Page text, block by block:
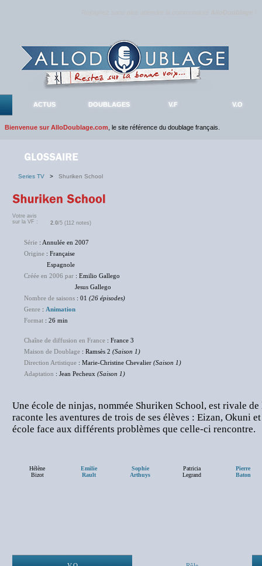
ACTUS DOUBLAGES V.F V.O
Bienvenue sur AlloDoublage.com , le site référence du doublage français.
Series TV > Shuriken School
Votre avis
sur la VF :
2.0/5 (112 notes)
Série : Annulée en 2007
Origine : Française
Espagnole
Créée en 2006 par : Emilio Gallego
Jesus Gallego
Nombre de saisons : 01 (26 épisodes)
Genre : Animation
Format : 26 min
Chaîne de diffusion en France : France 3
Maison de Doublage : Ramsès 2 (Saison 1)
Direction Artistique : Marie-Christine Chevalier (Saison 1)
Adaptation : Jean Pecheux (Saison 1)
Une école de ninjas, nommée Shuriken School, est rivale
raconte les aventures de trois de ses élèves : Eizan, Okuni
école face aux différents problèmes que celle-ci rencontre.
Hélène
Bizot
Emilie
Rault
Sophie
Arthuys
Patricia
Legrand
Pierre
Baton